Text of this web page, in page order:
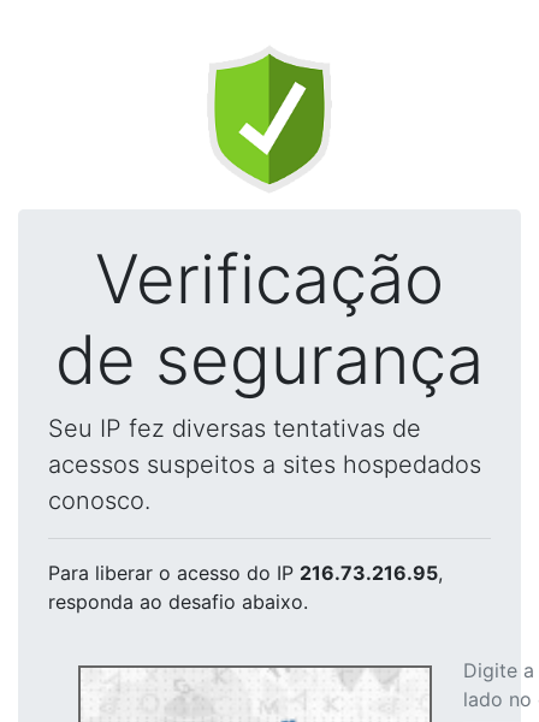
Verificação
de segurança
Seu IP fez diversas tentativas de
acessos suspeitos a sites hospedados
conosco.
Para liberar o acesso do IP 216.73.216.95,
responda ao desafio abaixo.
Digite
lado no